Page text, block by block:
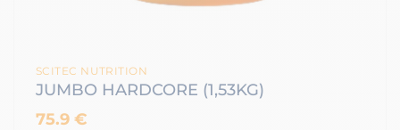
SCITEC NUTRITION
JUMBO HARDCORE (1,53KG)
75.9 €